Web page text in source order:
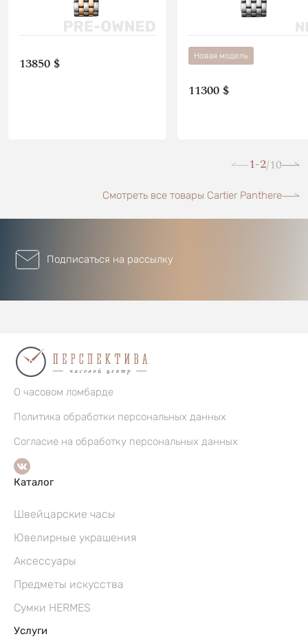
13850 $ Новая модель
11300 $
1-2/10
Смотреть все товары Cartier Panthere
Подписаться на рассылку
О часовом ломбарде
Политика обработки персональных данных
Согласие на обработку персональных данных
Каталог
Швейцарские часы
Ювелирные украшения
Аксессуары
Предметы искусства
Сумки HERMES
Услуги